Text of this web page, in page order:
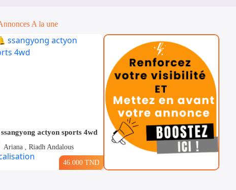
A la une
actyon sports 4wd
Ariana , Riadh Andalous
46.000 TND